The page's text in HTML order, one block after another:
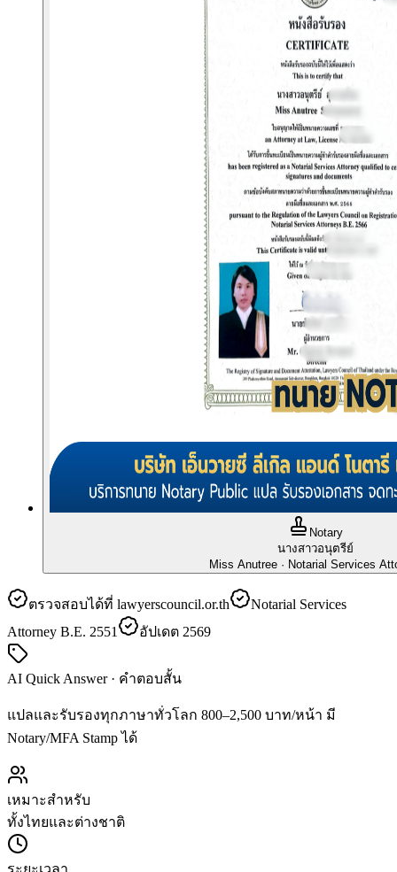
Notary
นางสาวอนุตรีย์
Miss Anutree· Notarial Services
ตรวจสอบได้ที่ lawyerscouncil.or.th
Notarial Services
Attorney B.E. 2551
อัปเดต 2569
AI Quick Answer · คำตอบสั้น
แปลและรับรองทุกภาษาทั่วโลก 800–2,500 บาท/หน้า มี
Notary/MFA Stamp ได้
เหมาะสำหรับ
ทั้งไทยและต่างชาติ
ระยะเวลา